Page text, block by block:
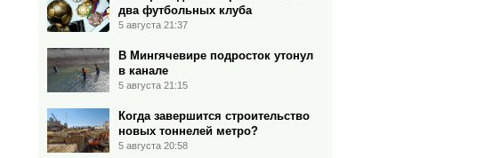
два футбольных клуба
5 августа 21:37
В Мингячевире подросток утонул
в канале
5 августа 21:15
Когда завершится строительство
новых тоннелей метро?
5 августа 20:58